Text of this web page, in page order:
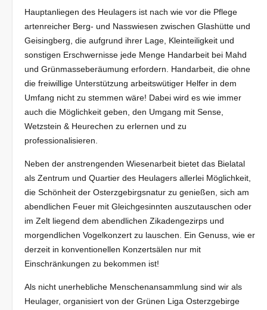
Hauptanliegen des Heulagers ist nach wie vor die Pflege
artenreicher Berg- und Nasswiesen zwischen Glashütte und
Geisingberg, die aufgrund ihrer Lage, Kleinteiligkeit und
sonstigen Erschwernisse jede Menge Handarbeit bei Mahd
und Grünmasseberäumung erfordern. Handarbeit, die ohne
die freiwillige Unterstützung arbeitswütiger Helfer in dem
Umfang nicht zu stemmen wäre! Dabei wird es wie immer
auch die Möglichkeit geben, den Umgang mit Sense,
Wetzstein & Heurechen zu erlernen und zu
professionalisieren.
Neben der anstrengenden Wiesenarbeit bietet das Bielatal
als Zentrum und Quartier des Heulagers allerlei Möglichkeit,
die Schönheit der Osterzgebirgsnatur zu genießen, sich am
abendlichen Feuer mit Gleichgesinnten auszutauschen oder
im Zelt liegend dem abendlichen Zikadengezirps und
morgendlichen Vogelkonzert zu lauschen. Ein Genuss, wie er
derzeit in konventionellen Konzertsälen nur mit
Einschränkungen zu bekommen ist!
Als nicht unerhebliche Menschenansammlung sind wir als
Heulager, organisiert von der Grünen Liga Osterzgebirge